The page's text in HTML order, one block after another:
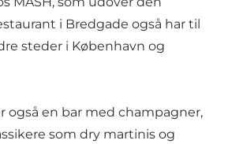
i Bredgade også har til
steder i København og
også en bar med champagner,
som dry martinis og